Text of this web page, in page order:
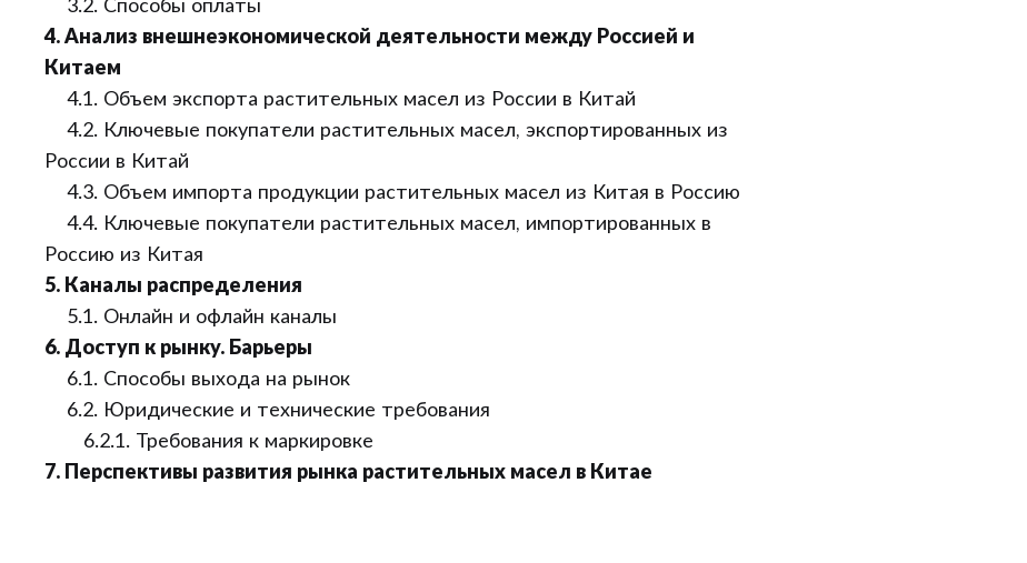
3.2. Способы оплаты
4. Анализ внешнеэкономической деятельности между Россией и
Китаем
4.1. Объем экспорта растительных масел из России в Китай
4.2. Ключевые покупатели растительных масел, экспортированных из
России в Китай
4.3. Объем импорта продукции растительных масел из Китая в Россию
4.4. Ключевые покупатели растительных масел, импортированных в
Россию из Китая
5. Каналы распределения
5.1. Онлайн и офлайн каналы
6. Доступ к рынку. Барьеры
6.1. Способы выхода на рынок
6.2. Юридические и технические требования
6.2.1. Требования к маркировке
7. Перспективы развития рынка растительных масел в Китае